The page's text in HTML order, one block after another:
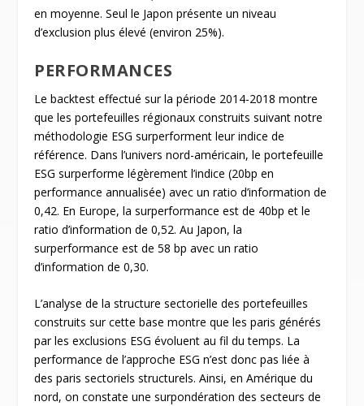
en moyenne. Seul le Japon présente un niveau
d’exclusion plus élevé (environ 25%).
PERFORMANCES
Le backtest effectué sur la période 2014-2018 montre
que les portefeuilles régionaux construits suivant notre
méthodologie ESG surperforment leur indice de
référence. Dans l’univers nord-américain, le portefeuille
ESG surperforme légèrement l’indice (20bp en
performance annualisée) avec un ratio d’information de
0,42. En Europe, la surperformance est de 40bp et le
ratio d’information de 0,52. Au Japon, la
surperformance est de 58 bp avec un ratio
d’information de 0,30.
L’analyse de la structure sectorielle des portefeuilles
construits sur cette base montre que les paris générés
par les exclusions ESG évoluent au fil du temps. La
performance de l’approche ESG n’est donc pas liée à
des paris sectoriels structurels. Ainsi, en Amérique du
nord, on constate une surpondération des secteurs de